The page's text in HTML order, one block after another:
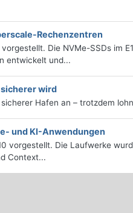
Rechenzentren
Die NVMe-SSDs im
entwickelt und...
wird
Hafen an – trotzdem
und KI-Anwendungen
vorgestellt. Die Laufwerke
Context...